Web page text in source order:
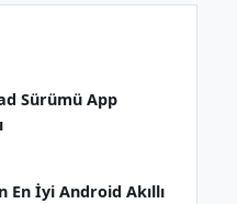
Sürümü App
En İyi Android Akıllı